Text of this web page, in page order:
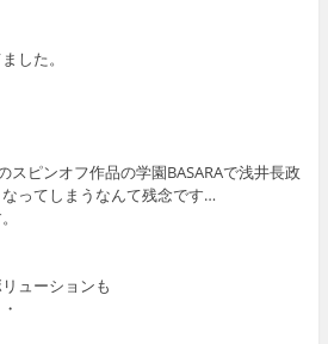
した。
スピンオフ作品の学園BASARAで浅井長政
ってしまうなんて残念です…
ューションも